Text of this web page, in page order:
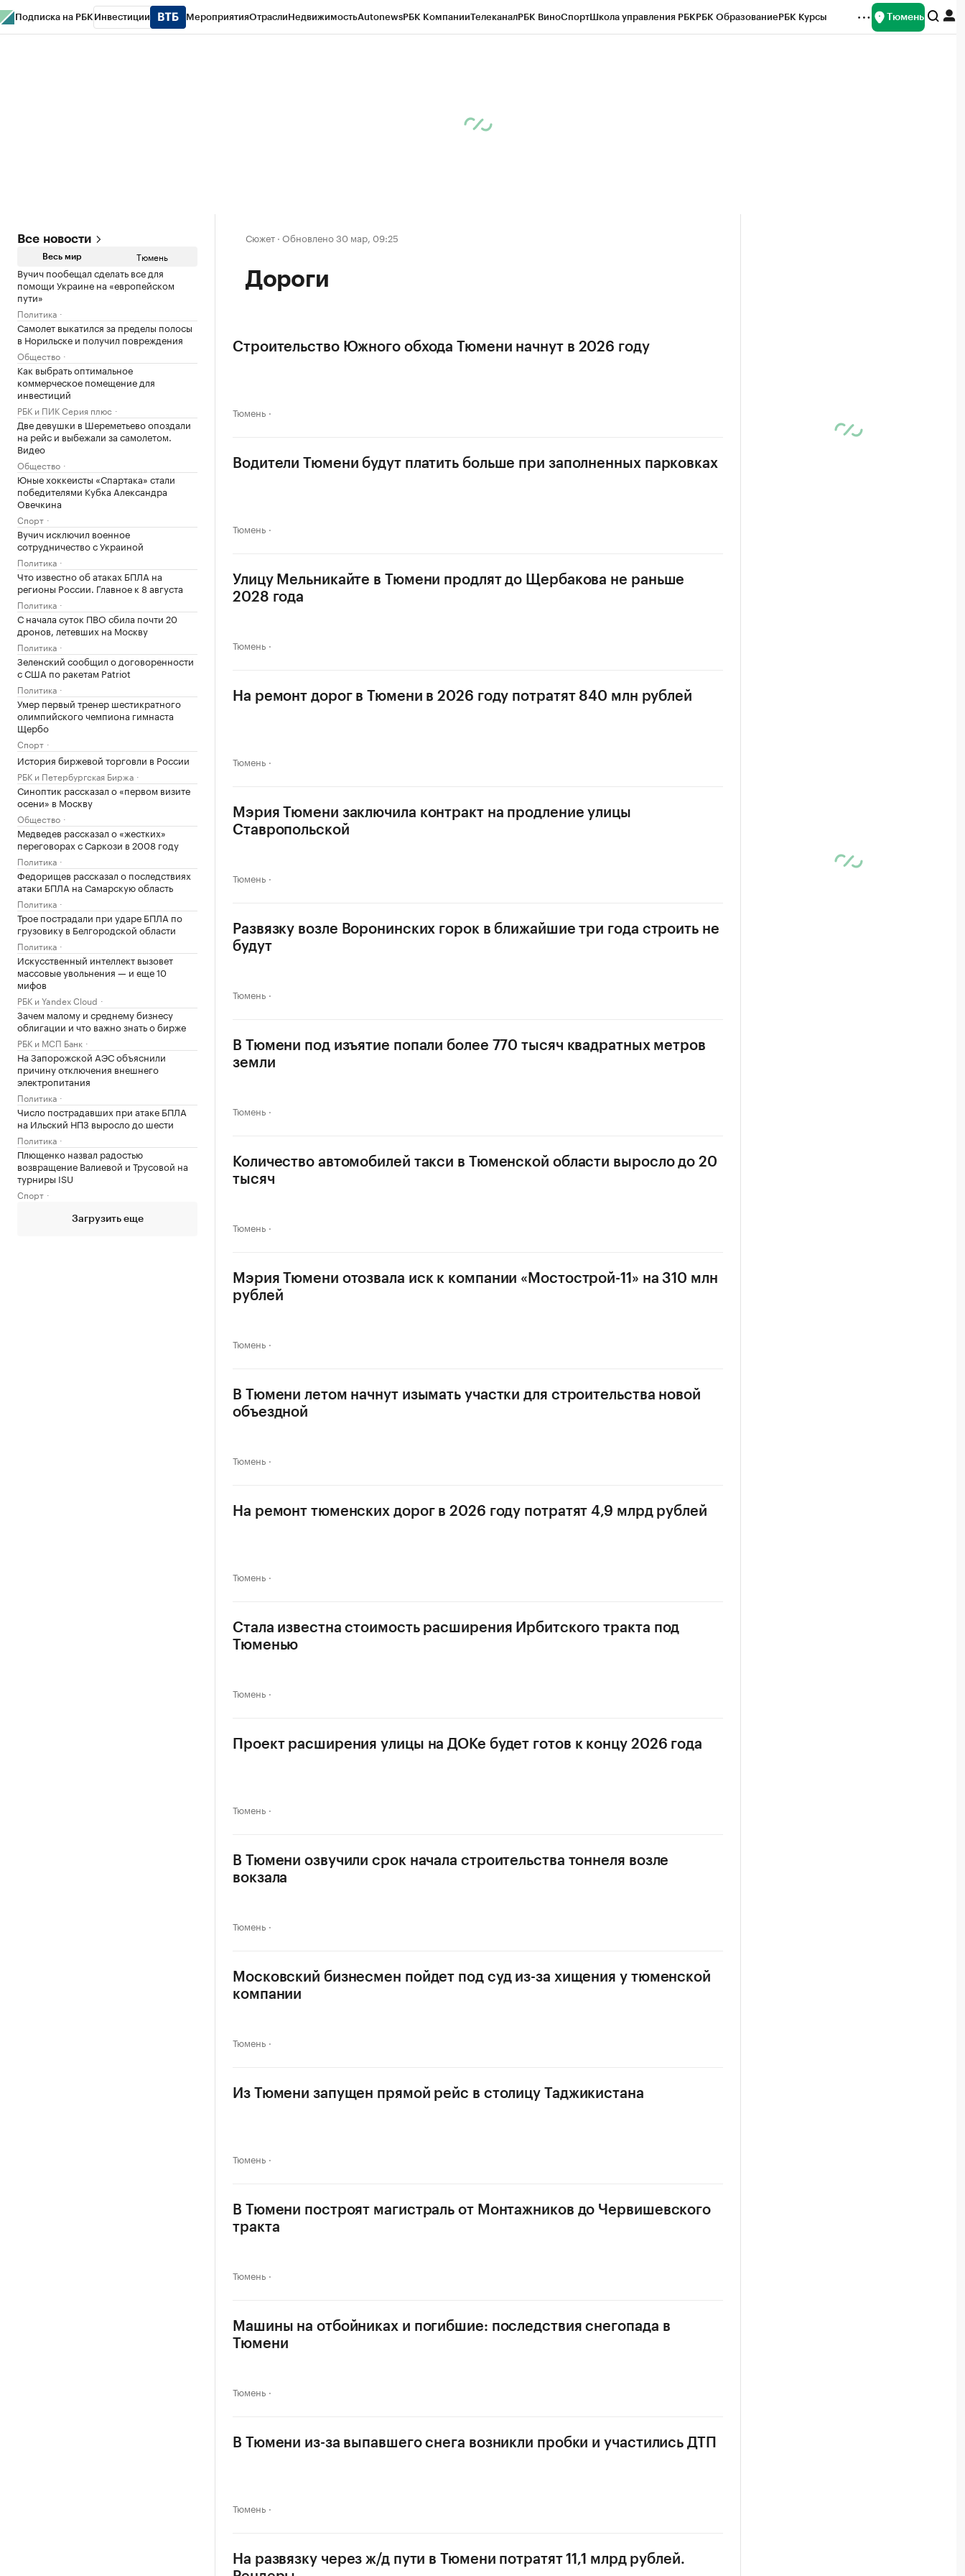
Подписка на РБК Инвестиции МероприятияОтраслиНедвижимостьAutonewsРБК КомпанииТелеканалРБК ВиноСпортШкола управления РБКРБК ОбразованиеРБК Курсы Тюмень
Все новости
Весь мир Тюмень
Вучич пообещал сделать все для
помощи Украине на «европейском
пути»
Политика
Самолет выкатился за пределы полосы
в Норильске и получил повреждения
Общество
Как выбрать оптимальное
коммерческое помещение для
инвестиций
РБК и ПИК Серия плюс
Две девушки в Шереметьево опоздали
на рейс и выбежали за самолетом.
Видео
Общество
Юные хоккеисты «Спартака» стали
победителями Кубка Александра
Овечкина
Спорт
Вучич исключил военное
сотрудничество с Украиной
Политика
Что известно об атаках БПЛА на
регионы России. Главное к 8 августа
Политика
С начала суток ПВО сбила почти 20
дронов, летевших на Москву
Политика
Зеленский сообщил о договоренности
с США по ракетам Patriot
Политика
Умер первый тренер шестикратного
олимпийского чемпиона гимнаста
Щербо
Спорт
История биржевой торговли в России
РБК и Петербургская Биржа
Синоптик рассказал о «первом визите
осени» в Москву
Общество
Медведев рассказал о «жестких»
переговорах с Саркози в 2008 году
Политика
Федорищев рассказал о последствиях
атаки БПЛА на Самарскую область
Политика
Трое пострадали при ударе БПЛА по
грузовику в Белгородской области
Политика
Искусственный интеллект вызовет
массовые увольнения — и еще 10
мифов
РБК и Yandex Cloud
Зачем малому и среднему бизнесу
облигации и что важно знать о бирже
РБК и МСП Банк
На Запорожской АЭС объяснили
причину отключения внешнего
электропитания
Политика
Число пострадавших при атаке БПЛА
на Ильский НПЗ выросло до шести
Политика
Плющенко назвал радостью
возвращение Валиевой и Трусовой на
турниры ISU
Спорт
Загрузить еще
Сюжет · Обновлено 30 мар, 09:25
Дороги
Строительство Южного обхода Тюмени начнут в 2026 году
Тюмень
Водители Тюмени будут платить больше при заполненных парковках
Тюмень
Улицу Мельникайте в Тюмени продлят до Щербакова не раньше
2028 года
Тюмень
На ремонт дорог в Тюмени в 2026 году потратят 840 млн рублей
Тюмень
Мэрия Тюмени заключила контракт на продление улицы
Ставропольской
Тюмень
Развязку возле Воронинских горок в ближайшие три года строить не
будут
Тюмень
В Тюмени под изъятие попали более 770 тысяч квадратных метров
земли
Тюмень
Количество автомобилей такси в Тюменской области выросло до 20
тысяч
Тюмень
Мэрия Тюмени отозвала иск к компании «Мостострой-11» на 310 млн
рублей
Тюмень
В Тюмени летом начнут изымать участки для строительства новой
объездной
Тюмень
На ремонт тюменских дорог в 2026 году потратят 4,9 млрд рублей
Тюмень
Стала известна стоимость расширения Ирбитского тракта под
Тюменью
Тюмень
Проект расширения улицы на ДОКе будет готов к концу 2026 года
Тюмень
В Тюмени озвучили срок начала строительства тоннеля возле
вокзала
Тюмень
Московский бизнесмен пойдет под суд из-за хищения у тюменской
компании
Тюмень
Из Тюмени запущен прямой рейс в столицу Таджикистана
Тюмень
В Тюмени построят магистраль от Монтажников до Червишевского
тракта
Тюмень
Машины на отбойниках и погибшие: последствия снегопада в
Тюмени
Тюмень
В Тюмени из-за выпавшего снега возникли пробки и участились ДТП
Тюмень
На развязку через ж/д пути в Тюмени потратят 11,1 млрд рублей.